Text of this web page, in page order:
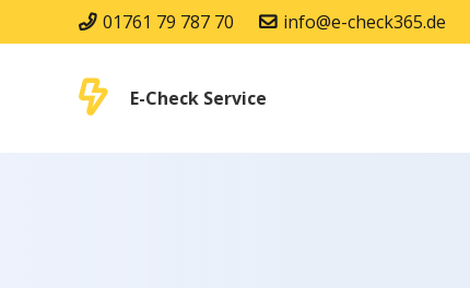
01761 79 787 70 info@e-check365.de
E-Check Service